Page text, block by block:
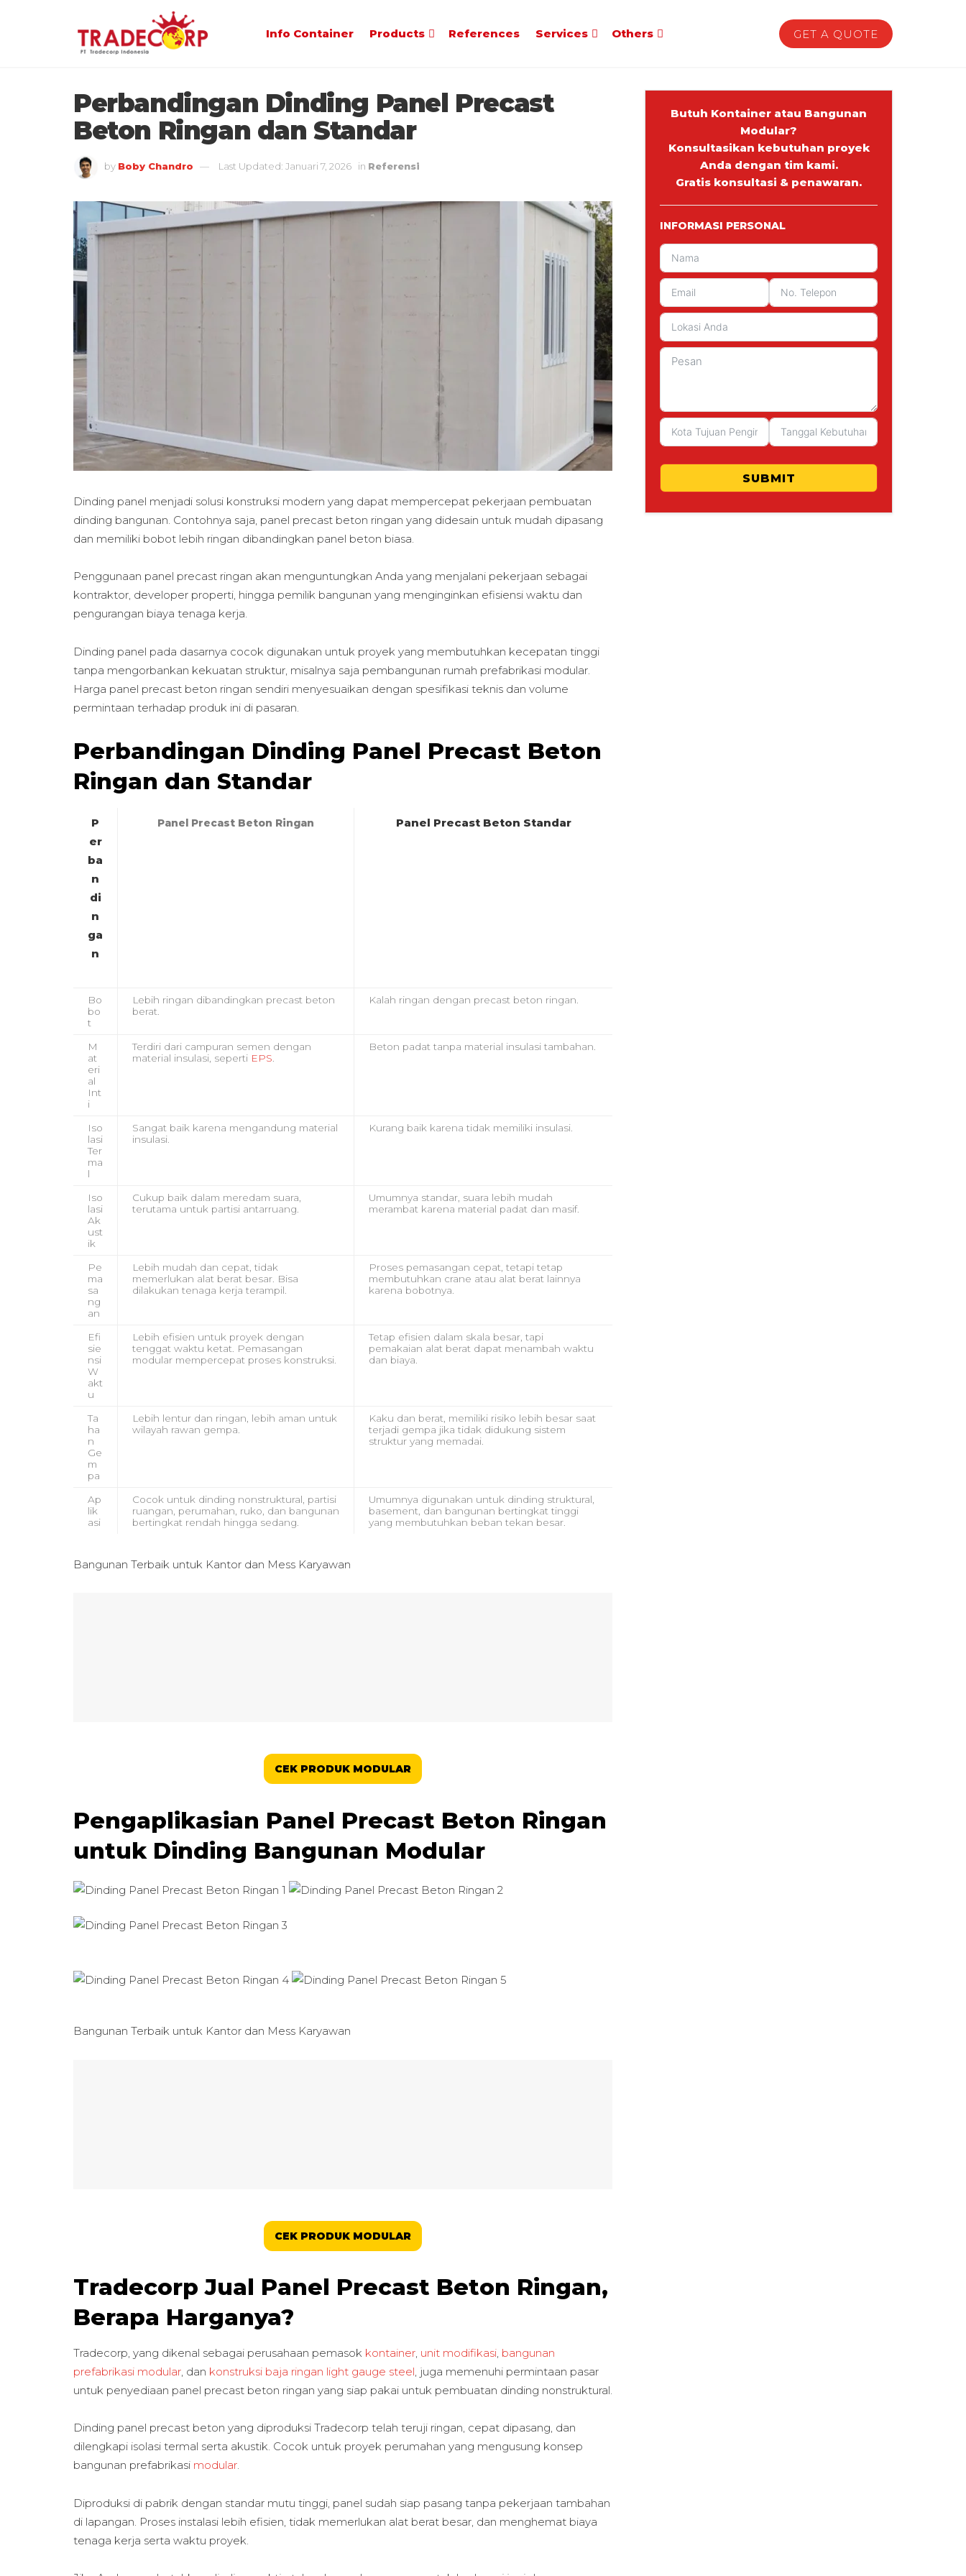
Info Container Products References Services Others GET A QUOTE
Perbandingan Dinding Panel Precast
Beton Ringan dan Standar
by Boby Chandro Last Updated: Januari 7, 2026 in Referensi
Dinding panel menjadi solusi konstruksi modern yang dapat mempercepat pekerjaan pembuatan
dinding bangunan. Contohnya saja, panel precast beton ringan yang didesain untuk mudah dipasang
dan memiliki bobot lebih ringan dibandingkan panel beton biasa.
Penggunaan panel precast ringan akan menguntungkan Anda yang menjalani pekerjaan sebagai
kontraktor, developer properti, hingga pemilik bangunan yang menginginkan efisiensi waktu dan
pengurangan biaya tenaga kerja.
Dinding panel pada dasarnya cocok digunakan untuk proyek yang membutuhkan kecepatan tinggi
tanpa mengorbankan kekuatan struktur, misalnya saja pembangunan rumah prefabrikasi modular.
Harga panel precast beton ringan sendiri menyesuaikan dengan spesifikasi teknis dan volume
permintaan terhadap produk ini di pasaran.
Perbandingan Dinding Panel Precast Beton
Ringan dan Standar
P
er
ba
n
di
n
ga
n
Panel Precast Beton Ringan Panel Precast Beton Standar
Bo
bo
t
Lebih ringan dibandingkan precast beton
berat.
Kalah ringan dengan precast beton ringan.
M
at
eri
al
Int
i
Terdiri dari campuran semen dengan
material insulasi, seperti EPS
Beton padat tanpa material insulasi tambahan.
Iso
lasi
Ter
ma
l
Sangat baik karena mengandung material
insulasi.
Kurang baik karena tidak memiliki insulasi.
Iso
lasi
Ak
ust
ik
Cukup baik dalam meredam suara,
terutama untuk partisi antarruang.
Umumnya standar, suara lebih mudah
merambat karena material padat dan masif.
Pe
ma
sa
ng
an
Lebih mudah dan cepat, tidak
memerlukan alat berat besar. Bisa
dilakukan tenaga kerja terampil.
Proses pemasangan cepat, tetapi tetap
membutuhkan crane atau alat berat lainnya
karena bobotnya.
Efi
sie
nsi
W
akt
u
Lebih efisien untuk proyek dengan
tenggat waktu ketat. Pemasangan
modular mempercepat proses konstruksi.
Tetap efisien dalam skala besar, tapi
pemakaian alat berat dapat menambah waktu
dan biaya.
Ta
ha
n
Ge
m
pa
Lebih lentur dan ringan, lebih aman untuk
wilayah rawan gempa.
Kaku dan berat, memiliki risiko lebih besar saat
terjadi gempa jika tidak didukung sistem
struktur yang memadai.
Ap
lik
asi
Cocok untuk dinding nonstruktural, partisi
ruangan, perumahan, ruko, dan bangunan
bertingkat rendah hingga sedang.
Umumnya digunakan untuk dinding struktural,
basement, dan bangunan bertingkat tinggi
yang membutuhkan beban tekan besar.
Bangunan Terbaik untuk Kantor dan Mess Karyawan
CEK PRODUK MODULAR
Pengaplikasian Panel Precast Beton Ringan
untuk Dinding Bangunan Modular
Bangunan Terbaik untuk Kantor dan Mess Karyawan
CEK PRODUK MODULAR
Tradecorp Jual Panel Precast Beton Ringan,
Berapa Harganya?
Tradecorp, yang dikenal sebagai perusahaan pemasok kontainer, unit modifikasi, bangunan
prefabrikasi modular, dan konstruksi baja ringan light gauge steel, juga memenuhi permintaan pasar
untuk penyediaan panel precast beton ringan yang siap pakai untuk pembuatan dinding nonstruktural.
Dinding panel precast beton yang diproduksi Tradecorp telah teruji ringan, cepat dipasang, dan
dilengkapi isolasi termal serta akustik. Cocok untuk proyek perumahan yang mengusung konsep
bangunan prefabrikasi modular.
Diproduksi di pabrik dengan standar mutu tinggi, panel sudah siap pasang tanpa pekerjaan tambahan
di lapangan. Proses instalasi lebih efisien, tidak memerlukan alat berat besar, dan menghemat biaya
tenaga kerja serta waktu proyek.
Butuh Kontainer atau Bangunan
Modular?
Konsultasikan kebutuhan proyek
Anda dengan tim kami.
Gratis konsultasi & penawaran.
INFORMASI PERSONAL
SUBMIT